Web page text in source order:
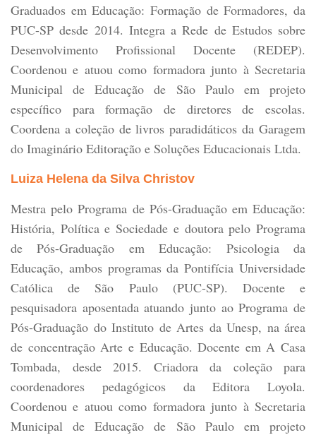
Graduados em Educação: Formação de Formadores, da
PUC-SP desde 2014. Integra a Rede de Estudos sobre
Desenvolvimento Profissional Docente (REDEP).
Coordenou e atuou como formadora junto à Secretaria
Municipal de Educação de São Paulo em projeto
específico para formação de diretores de escolas.
Coordena a coleção de livros paradidáticos da Garagem
do Imaginário Editoração e Soluções Educacionais Ltda.
Luiza Helena da Silva Christov
Mestra pelo Programa de Pós-Graduação em Educação:
História, Política e Sociedade e doutora pelo Programa
de Pós-Graduação em Educação: Psicologia da
Educação, ambos programas da Pontifícia Universidade
Católica de São Paulo (PUC-SP). Docente e
pesquisadora aposentada atuando junto ao Programa de
Pós-Graduação do Instituto de Artes da Unesp, na área
de concentração Arte e Educação. Docente em A Casa
Tombada, desde 2015. Criadora da coleção para
coordenadores pedagógicos da Editora Loyola.
Coordenou e atuou como formadora junto à Secretaria
Municipal de Educação de São Paulo em projeto